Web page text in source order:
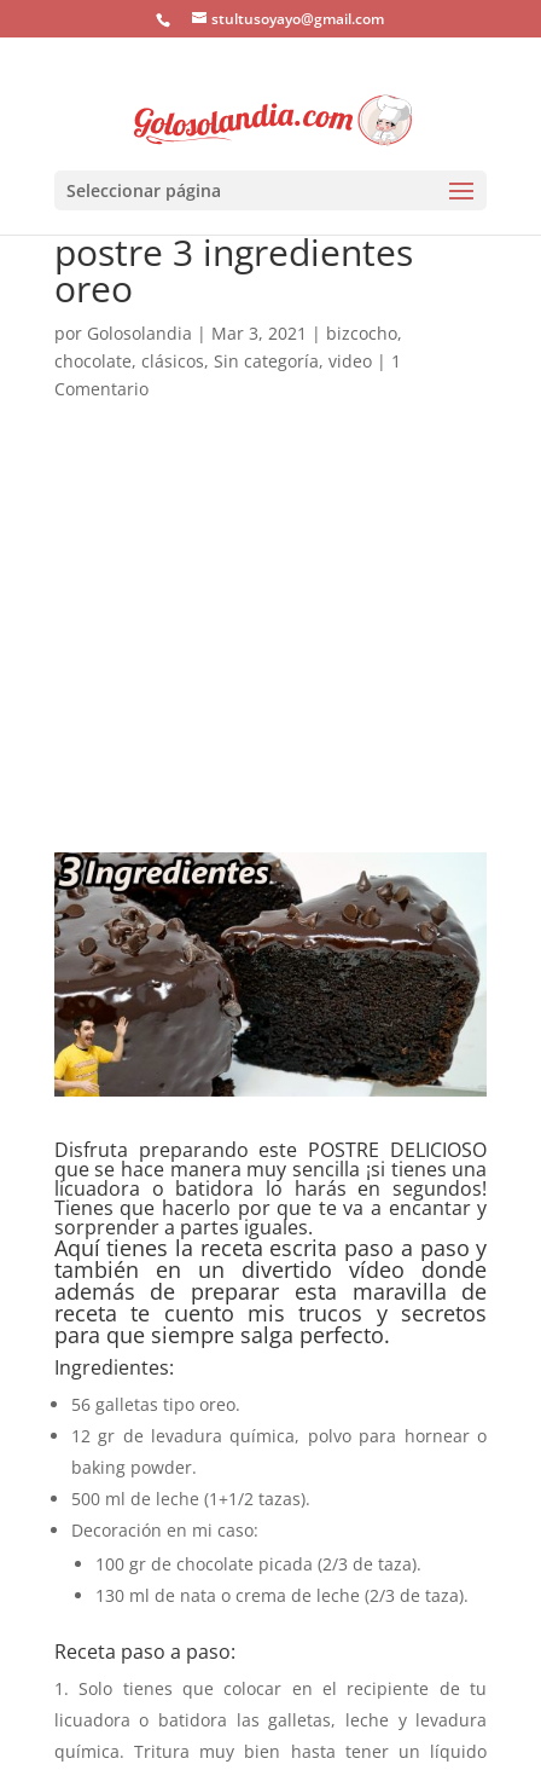
stultusoyayo@gmail.com
Seleccionar página
postre 3 ingredientes
oreo
por Golosolandia | Mar 3, 2021 | bizcocho,
chocolate, clásicos, Sin categoría, video| 1
Comentario
Disfruta preparando este POSTRE DELICIOSO
que se hace manera muy sencilla ¡si tienes una
licuadora o batidora lo harás en segundos!
Tienes que hacerlo por que te va a encantar y
sorprender a partes iguales.
Aquí tienes la receta escrita paso a paso y
también en un divertido vídeo donde
además de preparar esta maravilla de
receta te cuento mis trucos y secretos
para que siempre salga perfecto.
Ingredientes:
56 galletas tipo oreo.
12 gr de levadura química, polvo para hornear o
baking powder.
500 ml de leche (1+1/2 tazas).
Decoración en mi caso:
100 gr de chocolate picada (2/3 de taza).
130 ml de nata o crema de leche (2/3 de taza).
Receta paso a paso:
Solo tienes que colocar en el recipiente de tu
licuadora o batidora las galletas, leche y levadura
química. Tritura muy bien hasta tener un líquido